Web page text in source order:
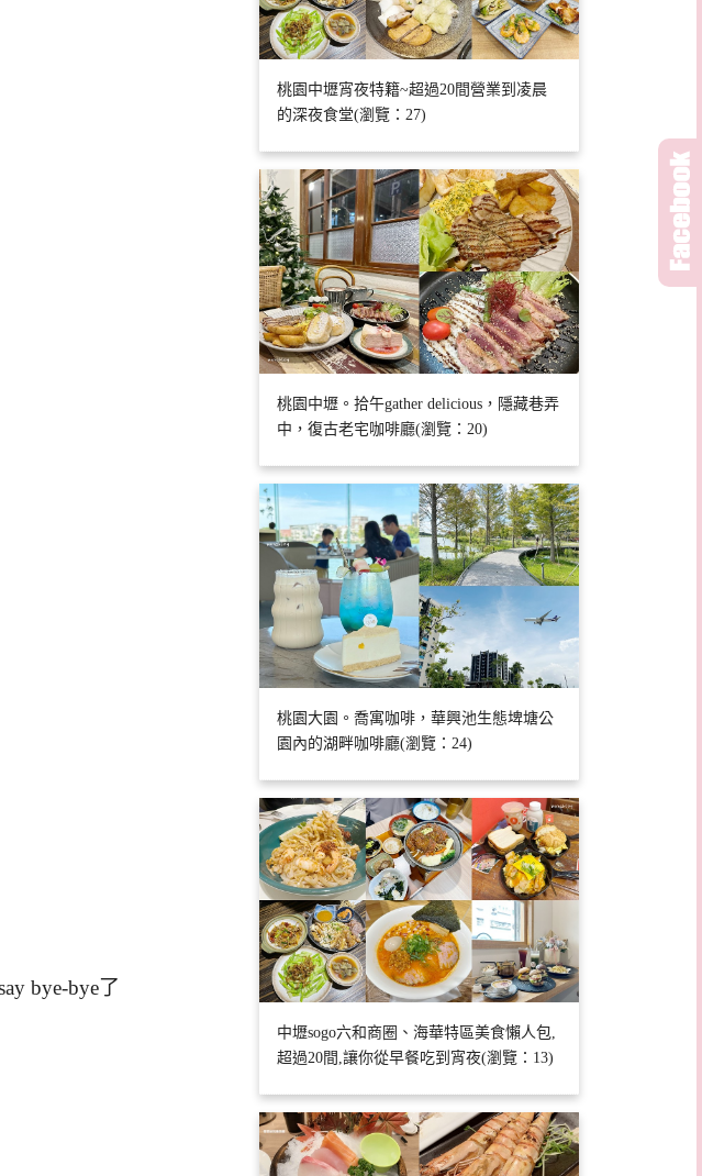
bye-bye了
桃園中壢宵夜特籍~超過20間營業到凌晨
的深夜食堂(瀏覽：27)
桃園中壢。拾午gather delicious，隱藏巷弄
中，復古老宅咖啡廳(瀏覽：20)
桃園大園。喬寓咖啡，華興池生態埤塘公
園內的湖畔咖啡廳(瀏覽：24)
中壢sogo六和商圈、海華特區美食懶人包,
超過20間,讓你從早餐吃到宵夜(瀏覽：13)